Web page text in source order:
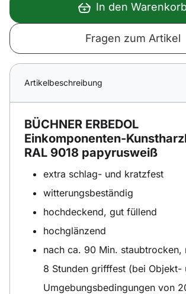
In den Warenkorb
Fragen zum Artikel
Artikelbeschreibung
BÜCHNER ERBEDOL
Einkomponenten-
RAL 9018 papyrusweiß
extra schlag- und kratzfest
witterungsbeständig
hochdeckend, gut füllend
hochglänzend
nach ca. 90 Min. staubtrocken,
8 Stunden grifffest (bei Objekt-
Umgebungsbedingungen von